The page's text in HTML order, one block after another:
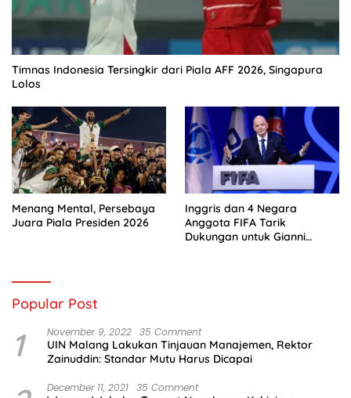
Timnas Indonesia Tersingkir dari Piala AFF 2026, Singapura
Lolos
Menang Mental, Persebaya
Juara Piala Presiden 2026
Inggris dan 4 Negara
Anggota FIFA Tarik
Dukungan untuk Gianni
Popular Post
1 November 9, 2022 35 Comment
UIN Malang Lakukan Tinjauan Manajemen, Rektor
Zainuddin: Standar Mutu Harus Dicapai
December 11, 2021 35 Comment